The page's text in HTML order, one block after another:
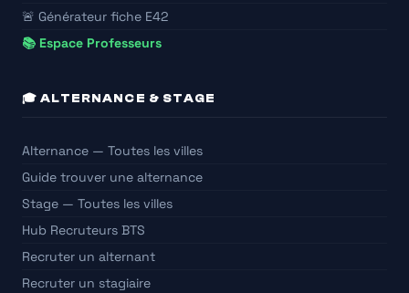
🚨 Générateur fiche E42
📚 Espace Professeurs
🎓 ALTERNANCE & STAGE
Alternance — Toutes les villes
Guide trouver une alternance
Stage — Toutes les villes
Hub Recruteurs BTS
Recruter un alternant
Recruter un stagiaire